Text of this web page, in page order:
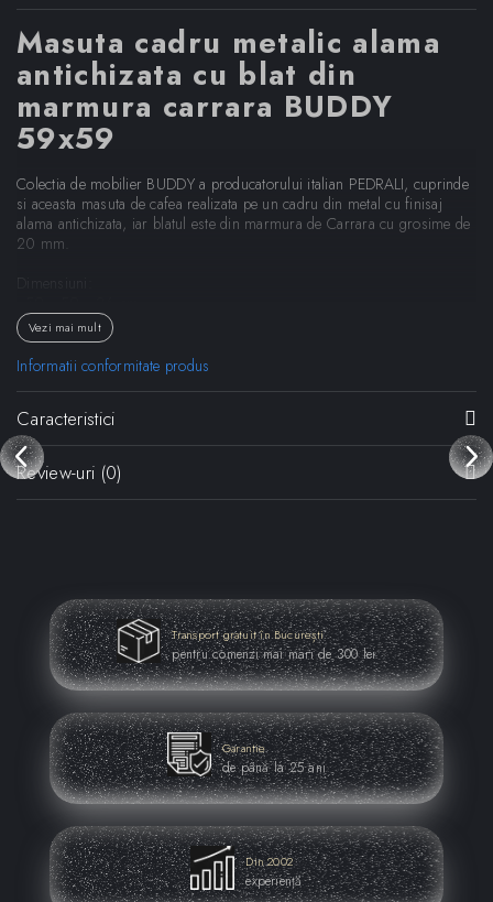
Masuta cadru metalic alama
antichizata cu blat din
marmura carrara BUDDY
59x59
Colectia de mobilier BUDDY a producatorului italian PEDRALI, cuprinde
si aceasta masuta de cafea realizata pe un cadru din metal cu finisaj
alama antichizata, iar blatul este din marmura de Carrara cu grosime de
20 mm.
Dimensiuni:
- 59 x 59 x 32 cm
Designer:Busetti Garuti Redaelli
Vezi mai mult
Informatii conformitate produs
Caracteristici
Review-uri (0)
Transport gratuit în București
pentru comenzi mai mari de 300 lei
Garantie
de până la 25 ani
Din 2002
experiență